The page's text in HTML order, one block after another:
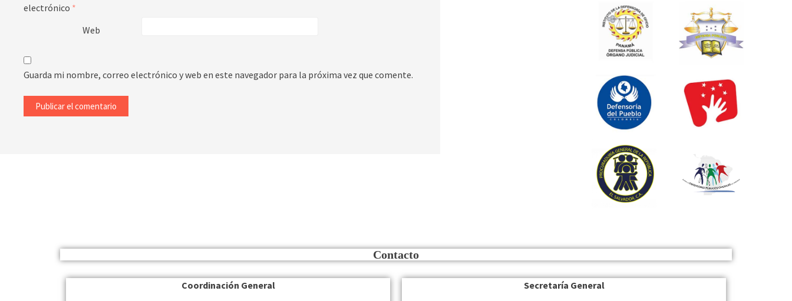
electrónico *
Web
Guarda mi nombre, correo electrónico y web en este navegador para la próxima vez que comente.
Contacto
Coordinación General Secretaría General